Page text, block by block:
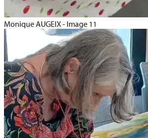
Monique AUGEIX - Image 11